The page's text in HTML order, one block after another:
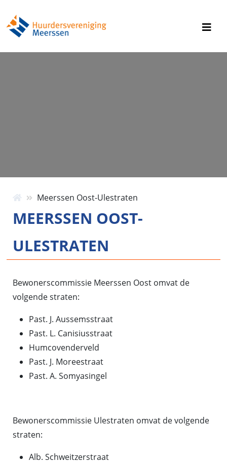
Meerssen Oost-Ulestraten
MEERSSEN OOST-
ULESTRATEN
Bewonerscommissie Meerssen Oost omvat de
volgende straten:
Past. J. Aussemsstraat
Past. L. Canisiusstraat
Humcovenderveld
Past. J. Moreestraat
Past. A. Somyasingel
Bewonerscommissie Ulestraten omvat de volgende
straten:
Alb. Schweitzerstraat